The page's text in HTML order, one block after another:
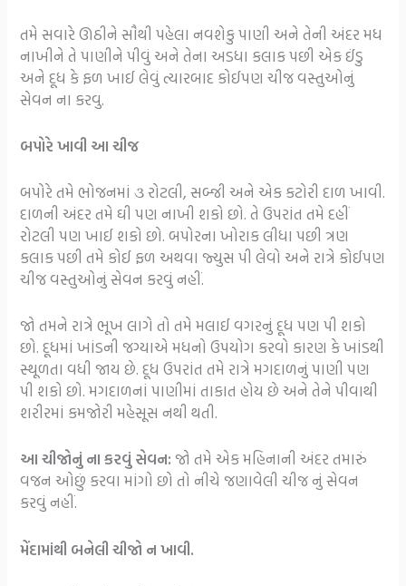
તમે સવારે ઊઠીને સૌથી પહેલા નવશેકુ પાણી અને તેની અંદર મધ
નાખીને તે પાણીને પીવું અને તેના અડધા કલાક પછી એક ઈંડુ
અને દૂધ કે ફળ ખાઈ લેવું ત્યારબાદ કોઈપણ ચીજ વસ્તુઓનું
સેવન ના કરવુ.
બપોરે ખાવી આ ચીજ
બપોરે તમે ભોજનમાં ૩ રોટલી, સબ્જી અને એક કટોરી દાળ ખાવી.
દાળની અંદર તમે ઘી પણ નાખી શકો છો. તે ઉપરાંત તમે દહીં
રોટલી પણ ખાઈ શકો છો. બપોરના ખોરાક લીધા પછી ત્રણ
કલાક પછી તમે કોઈ ફળ અથવા જ્યુસ પી લેવો અને રાત્રે કોઈપણ
ચીજ વસ્તુઓનું સેવન કરવું નહીં.
જો તમને રાત્રે ભૂખ લાગે તો તમે મલાઈ વગરનું દૂધ પણ પી શકો
છો. દૂધમાં ખાંડની જગ્યાએ મધનો ઉપયોગ કરવો કારણ કે ખાંડથી
સ્થૂળતા વધી જાય છે. દૂધ ઉપરાંત તમે રાત્રે મગદાળનું પાણી પણ
પી શકો છો. મગદાળનાં પાણીમાં તાકાત હોય છે અને તેને પીવાથી
શરીરમાં કમજોરી મહેસૂસ નથી થતી.
આ ચીજોનું ના કરવું સેવન:જો તમે એક મહિનાની અંદર તમારું
વજન ઓછું કરવા માંગો છો તો નીચે જણાવેલી ચીજ નું સેવન
કરવું નહીં.
મેંદામાંથી બનેલી ચીજો ન ખાવી.